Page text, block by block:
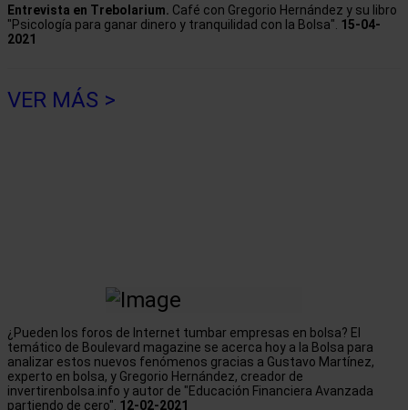
Entrevista en Trebolarium. Café con Gregorio Hernández y su libro
"Psicología para ganar dinero y tranquilidad con la Bolsa". 15-04-
2021
VER MÁS >
¿Pueden los foros de Internet tumbar empresas en bolsa? El
temático de Boulevard magazine se acerca hoy a la Bolsa para
analizar estos nuevos fenómenos gracias a Gustavo Martínez,
experto en bolsa, y Gregorio Hernández, creador de
invertirenbolsa.info y autor de "Educación Financiera Avanzada
partiendo de cero". 12-02-2021